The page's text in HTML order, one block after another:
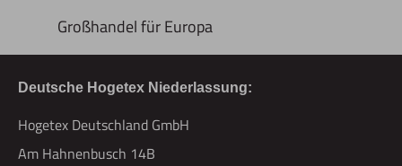
Großhandel für Europa
Deutsche Hogetex Niederlassung:
Hogetex Deutschland GmbH
Am Hahnenbusch 14B